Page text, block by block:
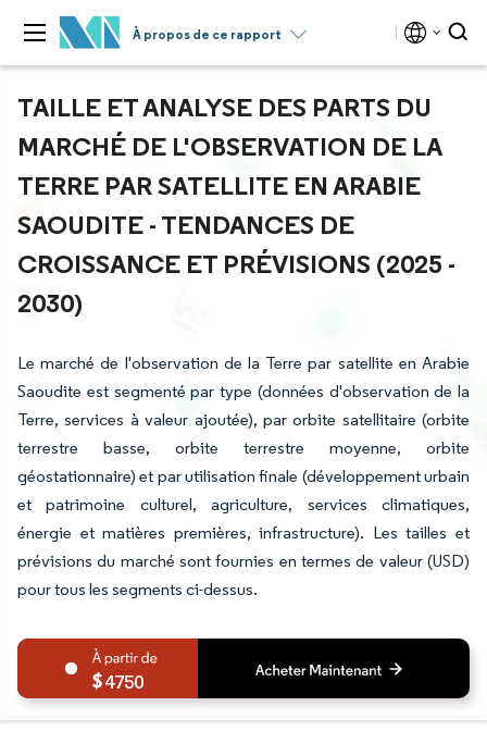
À propos de ce rapport
TAILLE ET ANALYSE DES PARTS DU
MARCHÉ DE L'OBSERVATION DE LA
TERRE PAR SATELLITE EN ARABIE
SAOUDITE - TENDANCES DE
CROISSANCE ET PRÉVISIONS (2025 -
2030)
Le marché de l'observation de la Terre par satellite en Arabie
Saoudite est segmenté par type (données d'observation de la
Terre, services à valeur ajoutée), par orbite satellitaire (orbite
terrestre basse, orbite terrestre moyenne, orbite
géostationnaire) et par utilisation finale (développement urbain
et patrimoine culturel, agriculture, services climatiques,
énergie et matières premières, infrastructure). Les tailles et
prévisions du marché sont fournies en termes de valeur (USD)
pour tous les segments ci-dessus.
4750